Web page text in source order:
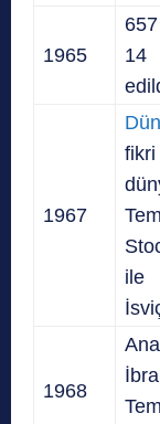
1965
14
1967
ile
1968